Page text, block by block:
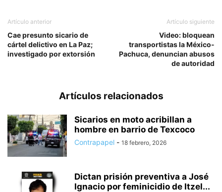
Artículo anterior
Cae presunto sicario de
cártel delictivo en La Paz;
investigado por extorsión
Artículo siguiente
Video: bloquean
transportistas la México-
Pachuca, denuncian abusos
de autoridad
Artículos relacionados
Sicarios en moto acribillan a
hombre en barrio de Texcoco
Contrapapel - 18 febrero, 2026
Dictan prisión preventiva a José
Ignacio por feminicidio de Itzel...